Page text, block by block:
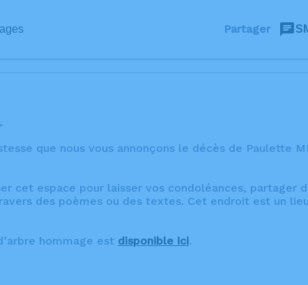
Partager
que nous vous annonçons le décès de Paulette
cet espace pour laisser vos condoléances, partager
des poèmes ou des textes. Cet endroit est un
hommage est disponible ici.